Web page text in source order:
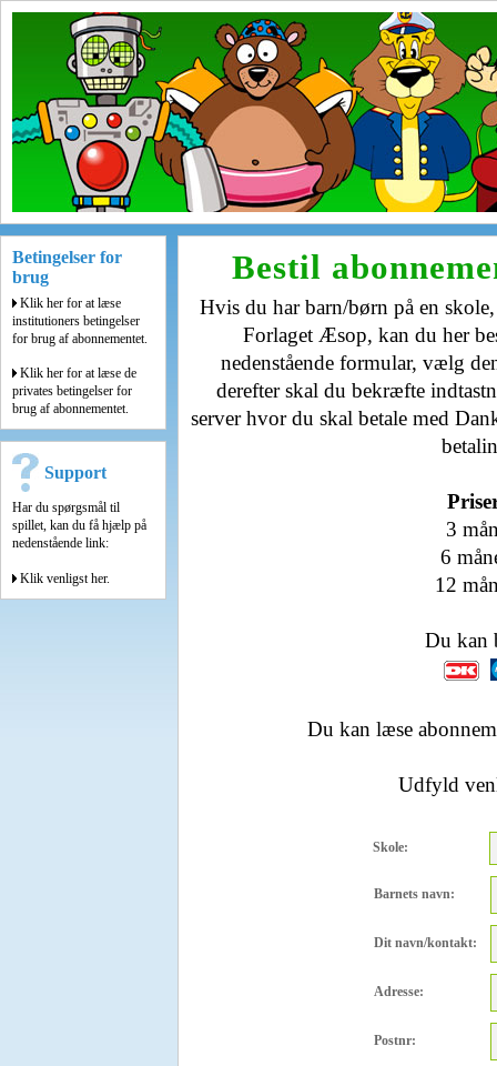
Betingelser for
brug
Klik her for at læse
institutioners betingelser
for brug af abonnementet.
Klik her for at læse de
privates betingelser for
brug af abonnementet.
Support
Har du spørgsmål til
spillet, kan du få hjælp på
nedenstående link:
Klik venligst her.
Bestil
Hvis du har barn/børn på en
Forlaget Æsop, kan du her
nedenstående formular, vælg
derefter skal du bekræfte
server hvor du skal betale med
3
6
12
Du kan
Du kan læse
Udfyld
Skole:
Barnets navn:
Dit navn/kontakt:
Adresse:
Postnr: